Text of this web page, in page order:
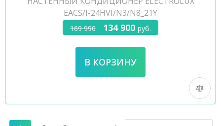
EACS/I-24HVI/N3/N8_21Y
169 990 134 900 руб.